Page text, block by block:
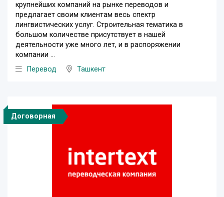
крупнейших компаний на рынке переводов и
предлагает своим клиентам весь спектр
лингвистических услуг. Строительная тематика в
большом количестве присутствует в нашей
деятельности уже много лет, и в распоряжении
компании ...
Перевод
Ташкент
Договорная